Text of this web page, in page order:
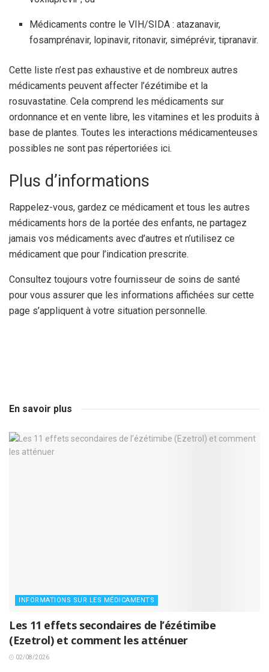
Médicaments contre le VIH/SIDA : atazanavir,
fosamprénavir, lopinavir, ritonavir, siméprévir, tipranavir.
Cette liste n’est pas exhaustive et de nombreux autres
médicaments peuvent affecter l’ézétimibe et la
rosuvastatine. Cela comprend les médicaments sur
ordonnance et en vente libre, les vitamines et les produits à
base de plantes. Toutes les interactions médicamenteuses
possibles ne sont pas répertoriées ici.
Plus d’informations
Rappelez-vous, gardez ce médicament et tous les autres
médicaments hors de la portée des enfants, ne partagez
jamais vos médicaments avec d’autres et n’utilisez ce
médicament que pour l’indication prescrite.
Consultez toujours votre fournisseur de soins de santé
pour vous assurer que les informations affichées sur cette
page s’appliquent à votre situation personnelle.
En savoir plus
INFORMATIONS SUR LES MÉDICAMENTS
Les 11 effets secondaires de l’ézétimibe
(Ezetrol) et comment les atténuer
02/08/2026